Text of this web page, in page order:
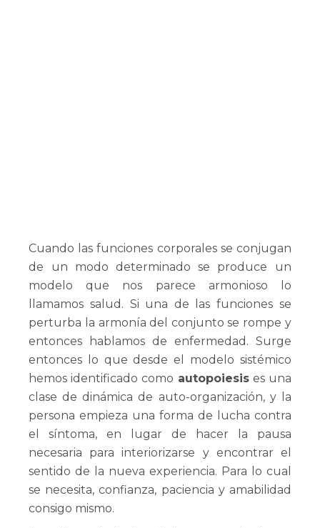
Cuando las funciones corporales se conjugan
de un modo determinado se produce un
modelo que nos parece armonioso lo
llamamos salud. Si una de las funciones se
perturba la armonía del conjunto se rompe y
entonces hablamos de enfermedad. Surge
entonces lo que desde el modelo sistémico
hemos identificado como autopoiesises una
clase de dinámica de auto-organización, y la
persona empieza una forma de lucha contra
el síntoma, en lugar de hacer la pausa
necesaria para interiorizarse y encontrar el
sentido de la nueva experiencia. Para lo cual
se necesita, confianza, paciencia y amabilidad
consigo mismo.